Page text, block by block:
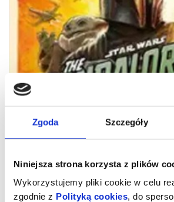
Zgoda Szczegóły
Niniejsza strona korzysta z plików
Wykorzystujemy pliki cookie w celu
zgodnie z Polityką cookies, do